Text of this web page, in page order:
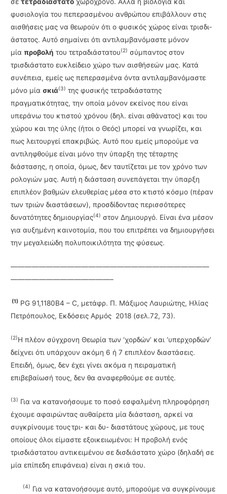
φυσιολογία του πεπερα­σμέ­νου ανθρώπου επιβάλλουν στις
αισθήσεις μας να θεωρούν ότι ο φυσικός χώρος είναι τρισδι­
άστατος. Αυτό σημαίνει ότι αντιλαμβανόμαστε μόνον
μίαπροβολή του τετραδιάστατου(2) σύμπαντος στον
τρισδιάστατο ευκλείδειο χώρο των αισθήσεών μας. Κατά
συνέπεια, εμείς ως πεπερασμένα όντα αντιλαμβανόμαστε
μόνο μίασκιά(3) της φυσικής τετραδιάστατης
πραγματικότητας, την οποία μόνον εκείνος που είναι
υπεράνω του κτιστού χρόνου (δηλ. είναι αθάνατος) και του
χώρου και της ύλης (ήτοι ο Θεός) μπορεί να γνωρίζει, και
πως λειτουργεί επα­κριβώς. Αυτό που εμείς μπορούμε να
αντιληφθούμε είναι μόνο την ύπαρξη της τέταρτης
διάστασης, η οποία, όμως, δεν ταυτίζεται με τον χρόνο των
ρολογιών μας. Αυτή η διάσταση συνεπάγεται την ύπαρξη
επι­πλέον βαθμών ελευθερίας μέσα στο κτιστό κόσμο (πέραν
των τριών διαστάσεων), προσδίδοντας περισ­σότερες
δυνατότητες δημιουργίας(4) στον Δημιουργό. Είναι ένα μέσον
για αυξημένη καινοτομία, που του επιτρέπει να δημιουργήσει
την μεγαλειώδη πολυποικιλότητα της φύσε­ως.
————————————————————————————
——————————————–
(1) PG 91,1180Β4 – C, μετάφρ. Π. Μάξιμος Λαυριώτης, Ηλίας
Πετρόπουλος, Εκδόσεις Αρμός 2018 (σελ.72, 73).
(2)Η πλέον σύγχρονη Θεωρία των ‘χορδών’ και ‘υπερχορδών’
δείχνει ότι υπάρχουν ακόμη 6 ή 7 επιπλέον διαστάσεις.
Επειδή, όμως, δεν έχει γίνει ακόμα η πειραματική
επιβεβαίωσή τους, δεν θα αναφερθούμε σε αυτές.
(3) Για να κατανοήσουμε το ποσό εσφαλμένη πληροφόρηση
έχουμε αφαιρώντας αυθαίρετα μία διάσταση, αρκεί να
συγκρίνουμε τους τρι- και δυ- διαστάτους χώρους, με τους
οποίους όλοι είμαστε εξοικειωμένοι: Η προβολή ενός
τρισδιάστατου αντι­κειμένου σε δισδιάστατο χώρο (δηλαδή σε
μία επίπεδη επιφάνεια) είναι η σκιά του.
(4) Για να κατανοήσουμε αυτό, μπορούμε να συγκρίνουμε